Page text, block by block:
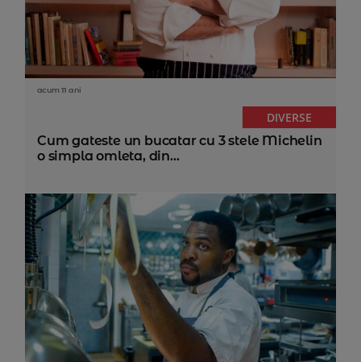
acum 11 ani
DIVERSE
Cum gateste un bucatar cu 3 stele Michelin
o simpla omleta, din...